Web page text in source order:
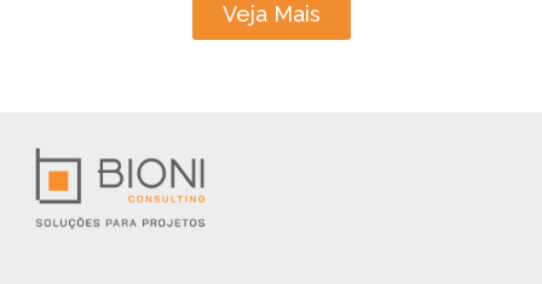
Veja Mais